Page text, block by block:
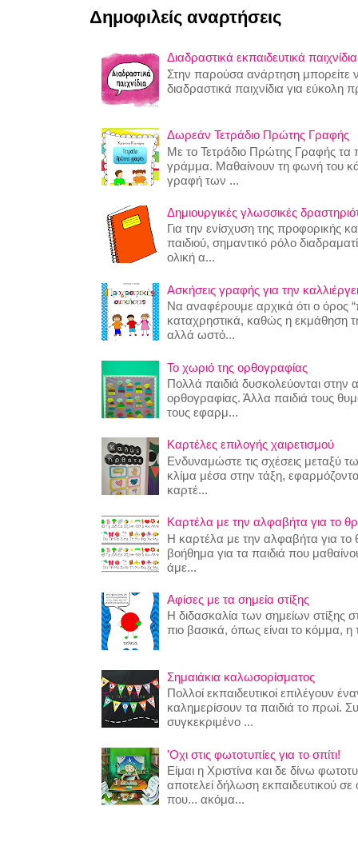
Δημοφιλείς αναρτήσεις
Διαδραστικά εκπαιδευτικά παιχνίδια
Στην παρούσα ανάρτηση μπορείτε
διαδραστικά παιχνίδια για εύκολη
Δωρεάν Τετράδιο Πρώτης Γραφής
Με το Τετράδιο Πρώτης Γραφής τα
γράμμα. Μαθαίνουν τη φωνή του
γραφή των ...
Δημιουργικές γλωσσικές
Για την ενίσχυση της προφορικής
παιδιού, σημαντικό ρόλο
ολική α...
Ασκήσεις γραφής για την
Να αναφέρουμε αρχικά ότι ο όρος
καταχρηστικά, καθώς η εκμάθηση
αλλά ωστό...
Το χωριό της ορθογραφίας
Πολλά παιδιά δυσκολεύονται
ορθογραφίας. Άλλα παιδιά τους
τους εφαρμ...
Καρτέλες επιλογής χαιρετισμού
Ενδυναμώστε τις σχέσεις μεταξύ
κλίμα μέσα στην τάξη,
καρτέ...
Καρτέλα με την αλφαβήτα για το
Η καρτέλα με την αλφαβήτα για το
βοήθημα για τα παιδιά που
άμε...
Αφίσες με τα σημεία στίξης
Η διδασκαλία των σημείων στίξης
πιο βασικά, όπως είναι το κόμμα, η
Σημαιάκια καλωσορίσματος
Πολλοί εκπαιδευτικοί επιλέγουν
καλημερίσουν τα παιδιά το πρωί.
συγκεκριμένο ...
'Οχι στις φωτοτυπίες για το σπίτι!
Είμαι η Χριστίνα και δε δίνω
αποτελεί δήλωση εκπαιδευτικού
που... ακόμα...